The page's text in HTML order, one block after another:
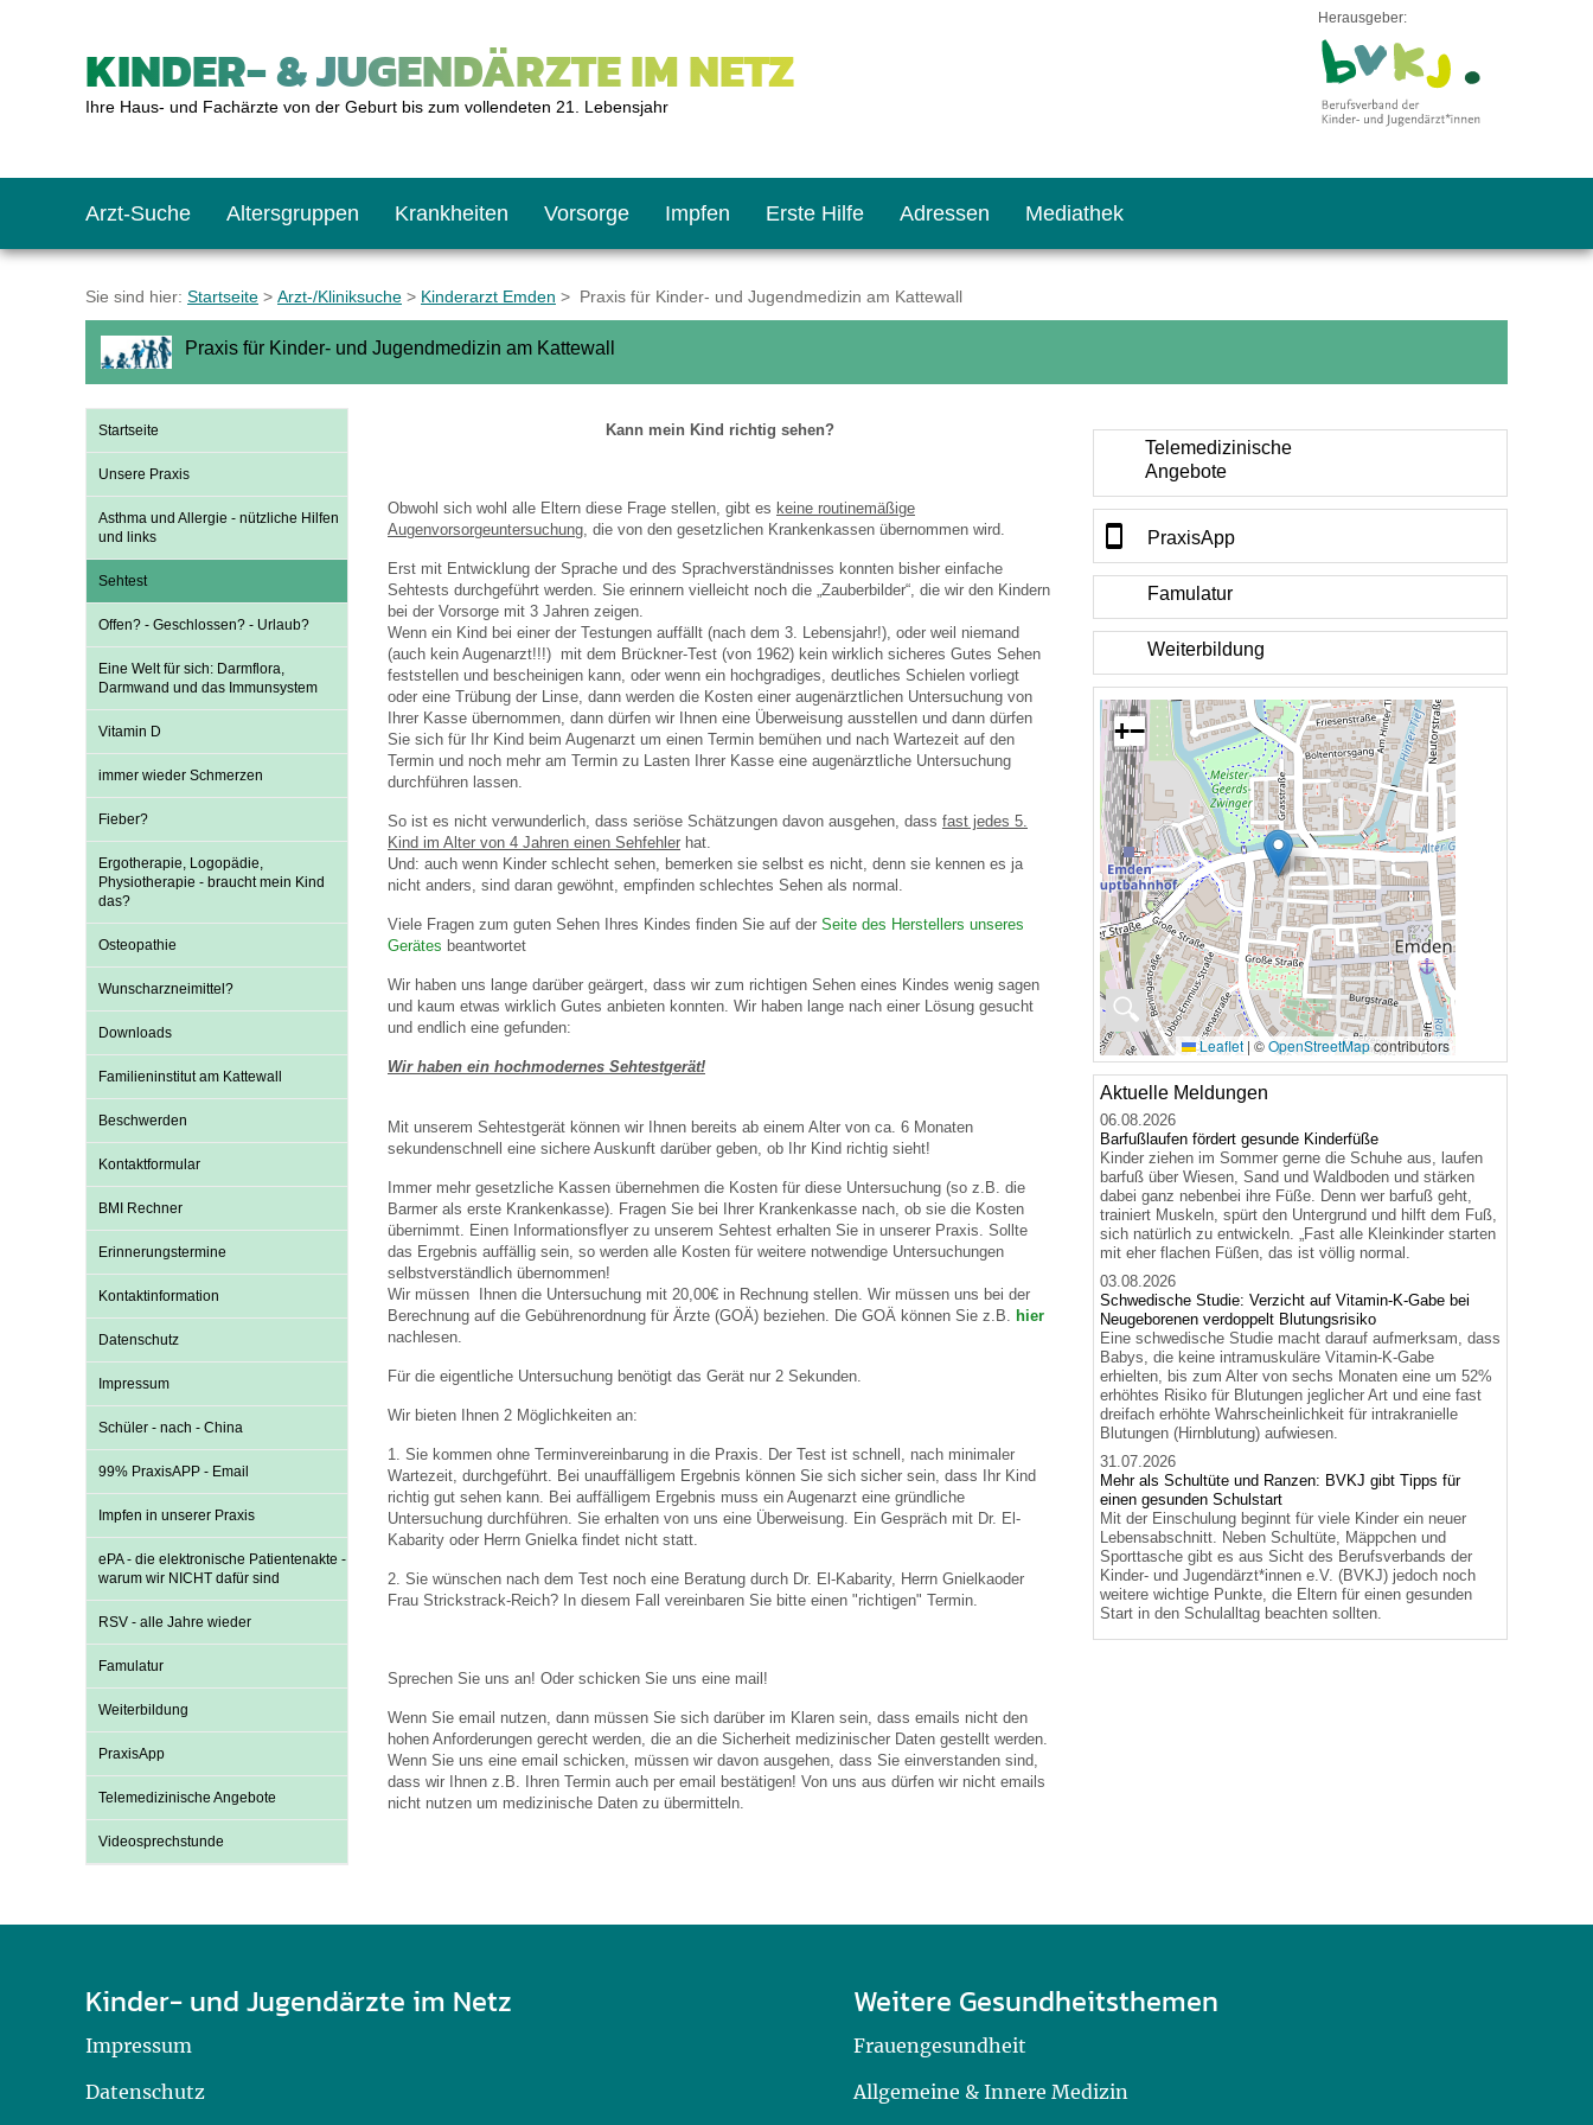
KINDER- & JUGENDÄRZTE IM NETZ
Ihre Haus- und Fachärzte von der Geburt bis zum vollendeten 21. Lebensjahr
Herausgeber:
Arzt-Suche Altersgruppen
Das erste Jahr
Jugendliche
Krankheiten Vorsorge
Baby: U1 bis U6
Teenager: J1 bis J2
Impfen
Impfkalender
Impfreaktionen
Impfsicherheit
Häufige Fragen
Recht auf Impfung
Vorsorge- und Impferinnerung
Erste Hilfe
Notrufnummern
Sofortmaßnahmen
Notdienste
Adressen
Notdienste
Link-Tipps
Mediathek
BMI-Rechner
Wachstum-Rechner
Empfehlungen zum Bildschirmmediengebrauch
Hörlexikon
Material zu den Vorsorgen
Entwicklungskalender
Broschüren und Informationsflyer
Familienzeit gesund gestalten
U0-Vorsorge
Sie sind hier: Startseite > Arzt-/Kliniksuche > Kinderarzt Emden > Praxis für Kinder- und Jugendmedizin am Kattewall
Praxis für Kinder- und Jugendmedizin am Kattewall
Startseite
Unsere Praxis
Asthma und Allergie - nützliche Hilfen
und links
Sehtest
Offen? - Geschlossen? - Urlaub?
Eine Welt für sich: Darmflora,
Darmwand und das Immunsystem
Vitamin D
immer wieder Schmerzen
Fieber?
Ergotherapie, Logopädie,
Physiotherapie - braucht mein Kind
das?
Osteopathie
Wunscharzneimittel?
Downloads
Familieninstitut am Kattewall
Beschwerden
Kontaktformular
BMI Rechner
Erinnerungstermine
Kontaktinformation
Datenschutz
Impressum
Schüler - nach - China
99% PraxisAPP - Email
Impfen in unserer Praxis
ePA - die elektronische Patientenakte -
warum wir NICHT dafür sind
RSV - alle Jahre wieder
Famulatur
Weiterbildung
PraxisApp
Telemedizinische Angebote
Videosprechstunde
Kann mein Kind richtig sehen?
Obwohl sich wohl alle Eltern diese Frage stellen, gibt es keine routinemäßige
Augenvorsorgeuntersuchung , die von den gesetzlichen Krankenkassen übernommen wird.
Erst mit Entwicklung der Sprache und des Sprachverständnisses konnten bisher einfache
Sehtests durchgeführt werden. Sie erinnern vielleicht noch die „Zauberbilder“, die wir den Kindern
bei der Vorsorge mit 3 Jahren zeigen.
Wenn ein Kind bei einer der Testungen auffällt (nach dem 3. Lebensjahr!), oder weil niemand
(auch kein Augenarzt!!!) mit dem Brückner-Test (von 1962) kein wirklich sicheres Gutes Sehen
feststellen und bescheinigen kann, oder wenn ein hochgradiges, deutliches Schielen vorliegt
oder eine Trübung der Linse, dann werden die Kosten einer augenärztlichen Untersuchung von
Ihrer Kasse übernommen, dann dürfen wir Ihnen eine Überweisung ausstellen und dann dürfen
Sie sich für Ihr Kind beim Augenarzt um einen Termin bemühen und nach Wartezeit auf den
Termin und noch mehr am Termin zu Lasten Ihrer Kasse eine augenärztliche Untersuchung
durchführen lassen.
So ist es nicht verwunderlich, dass seriöse Schätzungen davon ausgehen, dass fast jedes 5.
Kind im Alter von 4 Jahren einen Sehfehler hat.
Und: auch wenn Kinder schlecht sehen, bemerken sie selbst es nicht, denn sie kennen es ja
nicht anders, sind daran gewöhnt, empfinden schlechtes Sehen als normal.
Viele Fragen zum guten Sehen Ihres Kindes finden Sie auf der Seite des Herstellers unseres
Gerätes beantwortet
Wir haben uns lange darüber geärgert, dass wir zum richtigen Sehen eines Kindes wenig sagen
und kaum etwas wirklich Gutes anbieten konnten. Wir haben lange nach einer Lösung gesucht
und endlich eine gefunden:
Wir haben ein hochmodernes Sehtestgerät!
Mit unserem Sehtestgerät können wir Ihnen bereits ab einem Alter von ca. 6 Monaten
sekundenschnell eine sichere Auskunft darüber geben, ob Ihr Kind richtig sieht!
Immer mehr gesetzliche Kassen übernehmen die Kosten für diese Untersuchung (so z.B. die
Barmer als erste Krankenkasse). Fragen Sie bei Ihrer Krankenkasse nach, ob sie die Kosten
übernimmt. Einen Informationsflyer zu unserem Sehtest erhalten Sie in unserer Praxis. Sollte
das Ergebnis auffällig sein, so werden alle Kosten für weitere notwendige Untersuchungen
selbstverständlich übernommen!
Wir müssen Ihnen die Untersuchung mit 20,00€ in Rechnung stellen. Wir müssen uns bei der
Berechnung auf die Gebührenordnung für Ärzte (GOÄ) beziehen. Die GOÄ können Sie z.B.
hier
nachlesen.
Für die eigentliche Untersuchung benötigt das Gerät nur 2 Sekunden.
Wir bieten Ihnen 2 Möglichkeiten an:
1. Sie kommen ohne Terminvereinbarung in die Praxis. Der Test ist schnell, nach minimaler
Wartezeit, durchgeführt. Bei unauffälligem Ergebnis können Sie sich sicher sein, dass Ihr Kind
richtig gut sehen kann. Bei auffälligem Ergebnis muss ein Augenarzt eine gründliche
Untersuchung durchführen. Sie erhalten von uns eine Überweisung. Ein Gespräch mit Dr. El-
Kabarity oder Herrn Gnielka findet nicht statt.
2. Sie wünschen nach dem Test noch eine Beratung durch Dr. El-Kabarity, Herrn Gnielkaoder
Frau Strickstrack-Reich? In diesem Fall vereinbaren Sie bitte einen "richtigen" Termin.
Sprechen Sie uns an! Oder schicken Sie uns eine mail!
Wenn Sie email nutzen, dann müssen Sie sich darüber im Klaren sein, dass emails nicht den
hohen Anforderungen gerecht werden, die an die Sicherheit medizinischer Daten gestellt werden.
Wenn Sie uns eine email schicken, müssen wir davon ausgehen, dass Sie einverstanden sind,
dass wir Ihnen z.B. Ihren Termin auch per email bestätigen! Von uns aus dürfen wir nicht emails
nicht nutzen um medizinische Daten zu übermitteln.
Telemedizinische
Angebote
PraxisApp
Famulatur
Weiterbildung
🔍
+−
Leaflet | ©OpenStreetMapcontributors
Aktuelle Meldungen
06.08.2026
Barfußlaufen fördert gesunde Kinderfüße
Kinder ziehen im Sommer gerne die Schuhe aus, laufen
barfuß über Wiesen, Sand und Waldboden und stärken
dabei ganz nebenbei ihre Füße. Denn wer barfuß geht,
trainiert Muskeln, spürt den Untergrund und hilft dem Fuß,
sich natürlich zu entwickeln. „Fast alle Kleinkinder starten
mit eher flachen Füßen, das ist völlig normal.
03.08.2026
Schwedische Studie: Verzicht auf Vitamin-K-Gabe bei
Neugeborenen verdoppelt Blutungsrisiko
Eine schwedische Studie macht darauf aufmerksam, dass
Babys, die keine intramuskuläre Vitamin-K-Gabe
erhielten, bis zum Alter von sechs Monaten eine um 52%
erhöhtes Risiko für Blutungen jeglicher Art und eine fast
dreifach erhöhte Wahrscheinlichkeit für intrakranielle
Blutungen (Hirnblutung) aufwiesen.
31.07.2026
Mehr als Schultüte und Ranzen: BVKJ gibt Tipps für
einen gesunden Schulstart
Mit der Einschulung beginnt für viele Kinder ein neuer
Lebensabschnitt. Neben Schultüte, Mäppchen und
Sporttasche gibt es aus Sicht des Berufsverbands der
Kinder- und Jugendärzt*innen e.V. (BVKJ) jedoch noch
weitere wichtige Punkte, die Eltern für einen gesunden
Start in den Schulalltag beachten sollten.
Kinder- und Jugendärzte im Netz
Impressum
Datenschutz
Weitere Gesundheitsthemen
Frauengesundheit
Allgemeine & Innere Medizin